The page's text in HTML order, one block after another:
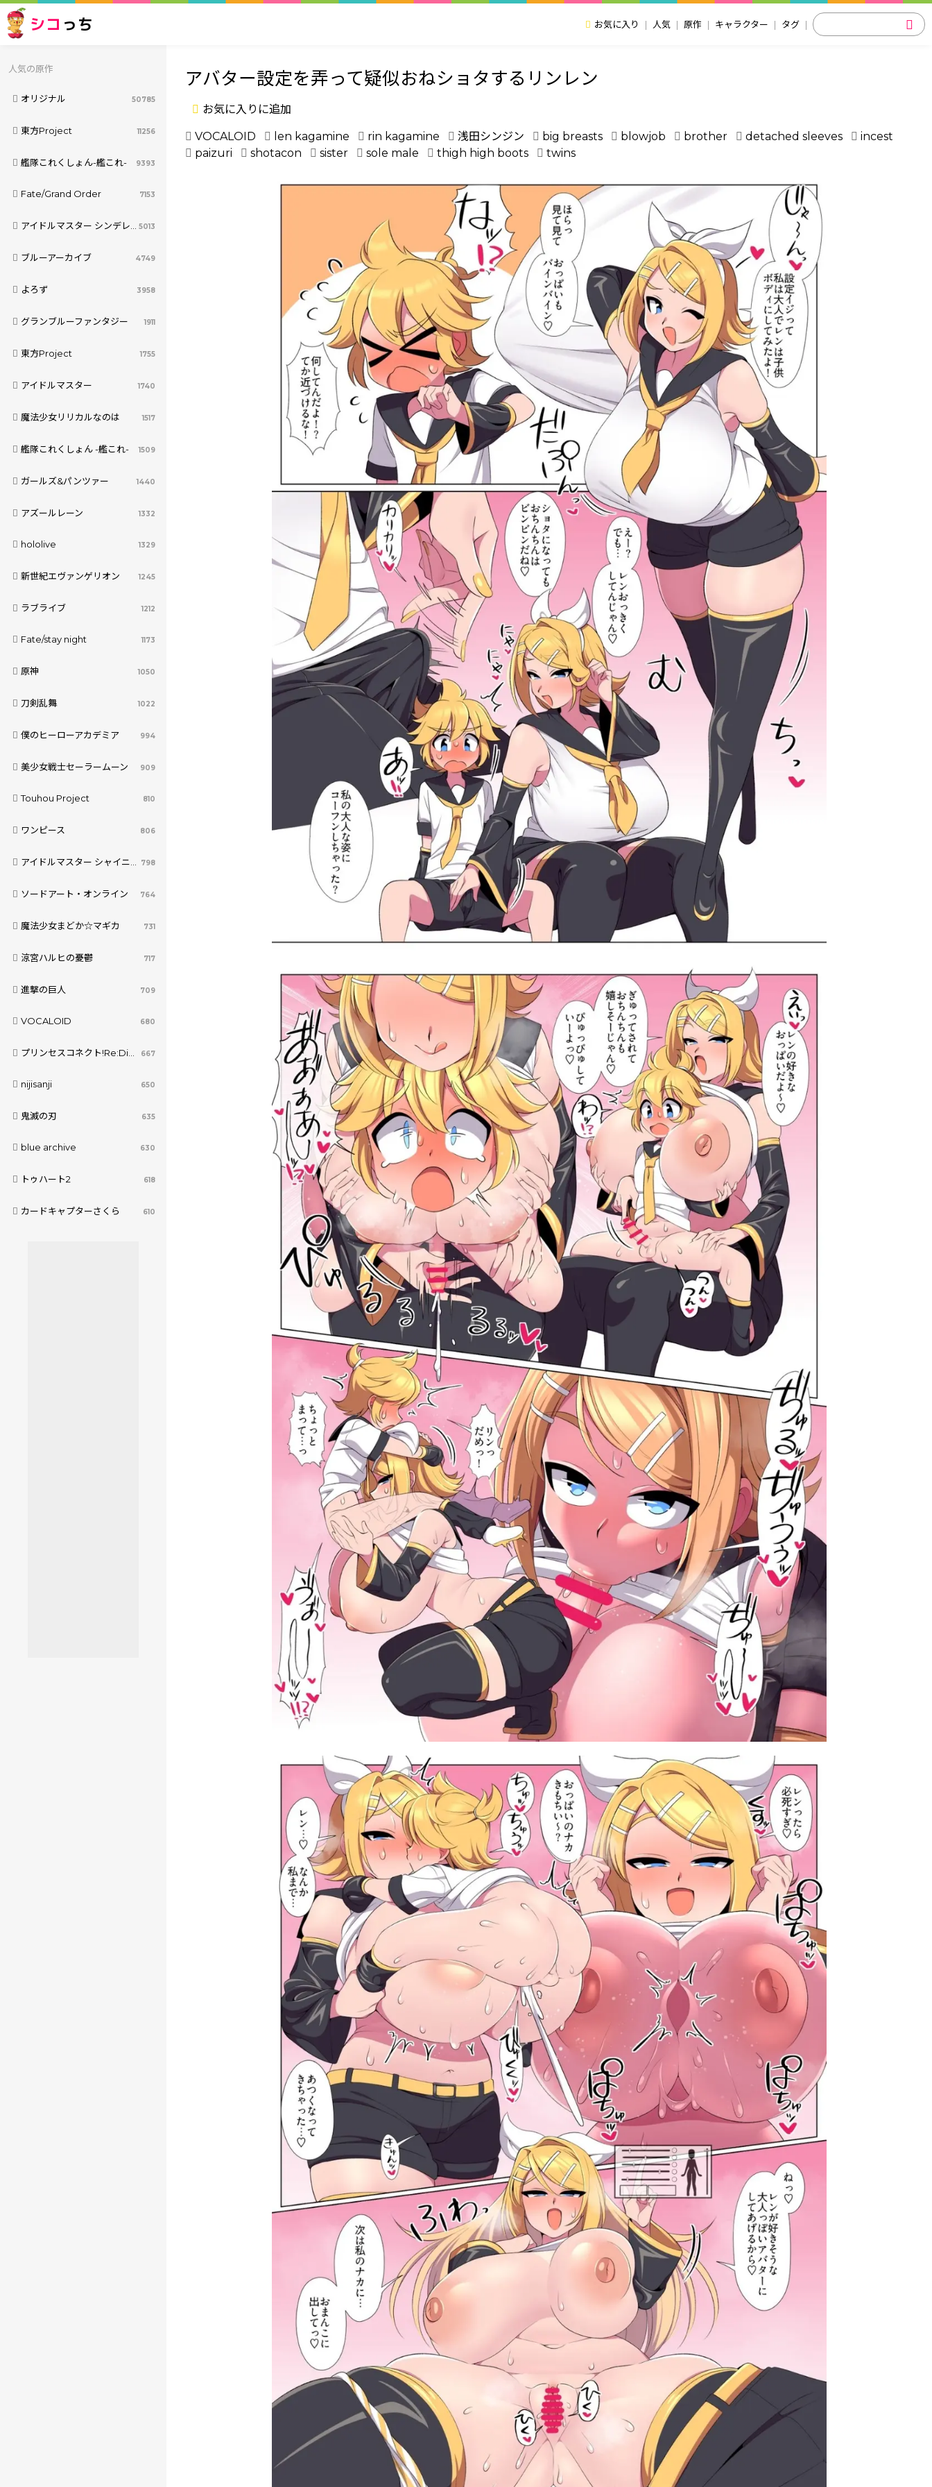
シコ っち お気に入り 人気 原作 キャラクター タグ
人気の原作
オリジナル 50785
東方Project 11256
艦隊これくしょん-艦これ- 9393
Fate/Grand Order 7153
アイドルマスター シンデレラガールズ 5013
ブルーアーカイブ 4749
よろず 3958
グランブルーファンタジー 1911
東方Project 1755
アイドルマスター 1740
魔法少女リリカルなのは 1517
艦隊これくしょん -艦これ- 1509
ガールズ&パンツァー 1440
アズールレーン 1332
hololive 1329
新世紀エヴァンゲリオン 1245
ラブライブ 1212
Fate/stay night 1173
原神 1050
刀剣乱舞 1022
僕のヒーローアカデミア 994
美少女戦士セーラームーン 909
Touhou Project 810
ワンピース 806
アイドルマスター シャイニーカラーズ 798
ソードアート・オンライン 764
魔法少女まどか☆マギカ 731
涼宮ハルヒの憂鬱 717
進撃の巨人 709
VOCALOID 680
プリンセスコネクト!Re:Dive 667
nijisanji 650
鬼滅の刃 635
blue archive 630
トゥハート2 618
カードキャプターさくら 610
アバター設定を弄って疑似おねショタするリンレン
お気に入りに追加
VOCALOID len kagamine rin kagamine 浅田シンジン big breasts blowjob brother detached sleeves
incest
paizuri
shotacon sister sole male thigh high boots twins